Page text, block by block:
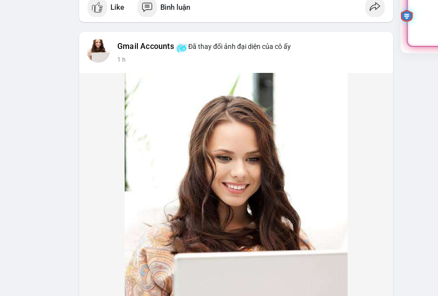
Like Bình luận
Gmail Accounts Đã thay đổi ảnh đại diện của cô ấy
1 h